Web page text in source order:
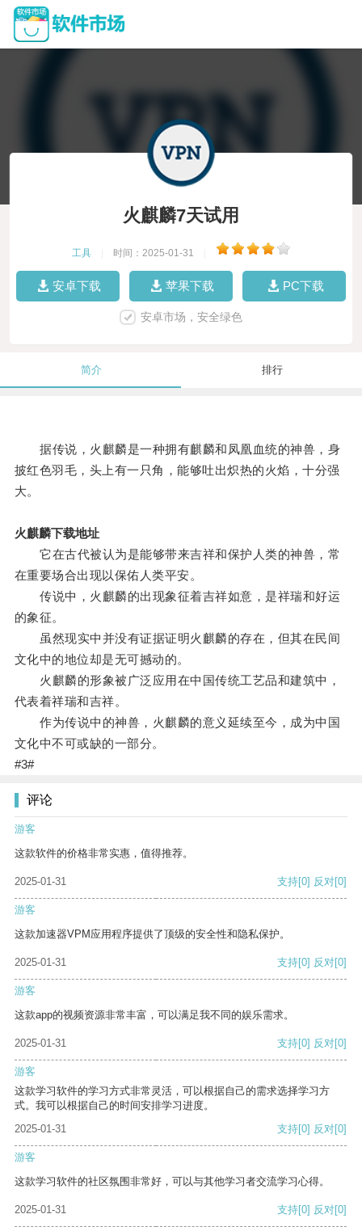
火麒麟7天试用
工具 时间：2025-01-31
安卓下载 苹果下载 PC下载
安卓市场，安全绿色
简介 排行
据传说，火麒麟是一种拥有麒麟和凤凰血统的神兽，身
披红色羽毛，头上有一只角，能够吐出炽热的火焰，十分强
大。
火麒麟下载地址
它在古代被认为是能够带来吉祥和保护人类的神兽，常
在重要场合出现以保佑人类平安。
传说中，火麒麟的出现象征着吉祥如意，是祥瑞和好运
的象征。
虽然现实中并没有证据证明火麒麟的存在，但其在民间
文化中的地位却是无可撼动的。
火麒麟的形象被广泛应用在中国传统工艺品和建筑中，
代表着祥瑞和吉祥。
作为传说中的神兽，火麒麟的意义延续至今，成为中国
文化中不可或缺的一部分。
#3#
评论
游客
这款软件的价格非常实惠，值得推荐。
2025-01-31 支持[0] 反对[0]
游客
这款加速器VPM应用程序提供了顶级的安全性和隐私保护。
2025-01-31 支持[0] 反对[0]
游客
这款app的视频资源非常丰富，可以满足我不同的娱乐需求。
2025-01-31 支持[0] 反对[0]
游客
这款学习软件的学习方式非常灵活，可以根据自己的需求选择学习方
式。我可以根据自己的时间安排学习进度。
2025-01-31
支持[0] 反对[0]
游客
这款学习软件的社区氛围非常好，可以与其他学习者交流学习心得。
2025-01-31 支持[0] 反对[0]